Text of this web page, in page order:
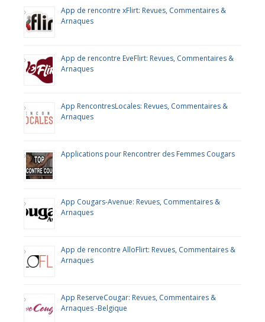
App de rencontre xFlirt: Revues, Commentaires &
Arnaques
App de rencontre EveFlirt: Revues, Commentaires &
Arnaques
App RencontresLocales: Revues, Commentaires &
Arnaques
Applications pour Rencontrer des Femmes Cougars
App Cougars-Avenue: Revues, Commentaires &
Arnaques
App de rencontre AlloFlirt: Revues, Commentaires &
Arnaques
App ReserveCougar: Revues, Commentaires &
Arnaques -Belgique